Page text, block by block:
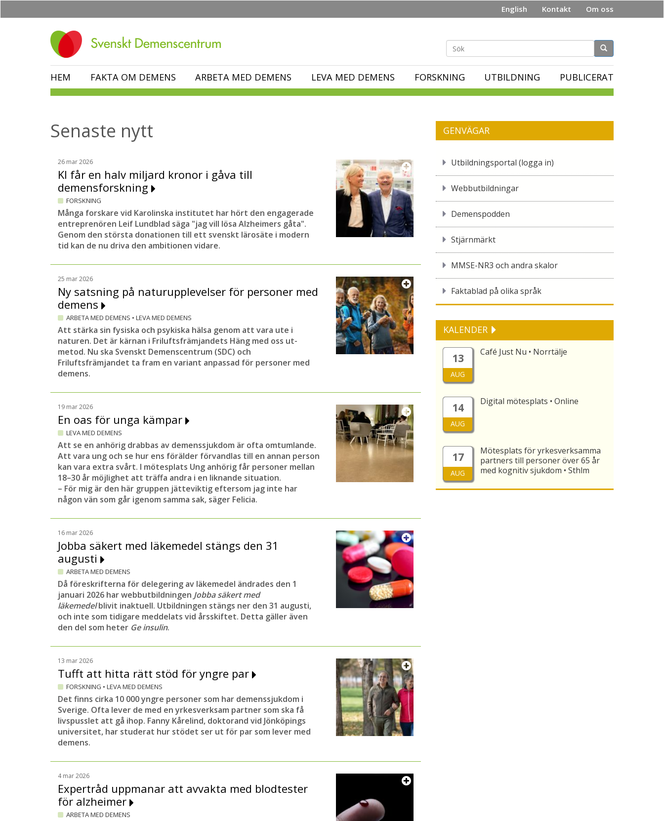
English Kontakt Om oss
Sökformulär
HEM FAKTA OM DEMENS ARBETA MED DEMENS LEVA MED DEMENS FORSKNING UTBILDNING PUBLICERAT
Senaste nytt
26 mar 2026
KI får en halv miljard kronor i gåva till
demensforskning
FORSKNING
Många forskare vid Karolinska institutet har hört den engagerade
entreprenören Leif Lundblad säga "jag vill lösa Alzheimers gåta".
Genom den största donationen till ett svenskt lärosäte i modern
tid kan de nu driva den ambitionen vidare.
25 mar 2026
Ny satsning på naturupplevelser för personer med
demens
ARBETA MED DEMENS • LEVA MED DEMENS
Att stärka sin fysiska och psykiska hälsa genom att vara ute i
naturen. Det är kärnan i Friluftsfrämjandets Häng med oss ut-
metod. Nu ska Svenskt Demenscentrum (SDC) och
Friluftsfrämjandet ta fram en variant anpassad för personer med
demens.
19 mar 2026
En oas för unga kämpar
LEVA MED DEMENS
Att se en anhörig drabbas av demenssjukdom är ofta omtumlande.
Att vara ung och se hur ens förälder förvandlas till en annan person
kan vara extra svårt. I mötesplats Ung anhörig får personer mellan
18–30 år möjlighet att träffa andra i en liknande situation.
– För mig är den här gruppen jätteviktig eftersom jag inte har
någon vän som går igenom samma sak, säger Felicia.
16 mar 2026
Jobba säkert med läkemedel stängs den 31
augusti
ARBETA MED DEMENS
Då föreskrifterna för delegering av läkemedel ändrades den 1
januari 2026 har webbutbildningen Jobba säkert med
läkemedelblivit inaktuell. Utbildningen stängs ner den 31 augusti,
och inte som tidigare meddelats vid årsskiftet. Detta gäller även
den del som heter Ge insulin.
13 mar 2026
Tufft att hitta rätt stöd för yngre par
FORSKNING • LEVA MED DEMENS
Det finns cirka 10 000 yngre personer som har demenssjukdom i
Sverige. Ofta lever de med en yrkesverksam partner som ska få
livspusslet att gå ihop. Fanny Kårelind, doktorand vid Jönköpings
universitet, har studerat hur stödet ser ut för par som lever med
demens.
4 mar 2026
Expertråd uppmanar att avvakta med blodtester
för alzheimer
ARBETA MED DEMENS
GENVÄGAR
Utbildningsportal (logga in)
Webbutbildningar
Demenspodden
Stjärnmärkt
MMSE-NR3 och andra skalor
Faktablad på olika språk
KALENDER
13
AUG
Café Just Nu • Norrtälje
14
AUG
Digital mötesplats • Online
17
AUG
Mötesplats för yrkesverksamma
partners till personer över 65 år
med kognitiv sjukdom • Sthlm